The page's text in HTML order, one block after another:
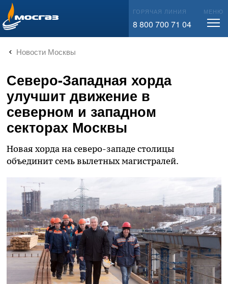
info@mos-gaz.ru ГОРЯЧАЯ ЛИНИЯ
8 800 700 71 04
МЕНЮ
Новости Москвы
Северо-Западная хорда
улучшит движение в
северном и западном
секторах Москвы
Новая хорда на северо-западе столицы
объединит семь вылетных магистралей.